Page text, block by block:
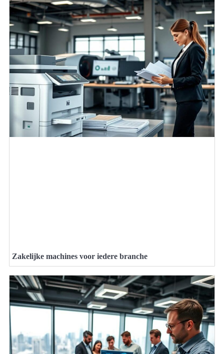
Zakelijke machines voor iedere branche